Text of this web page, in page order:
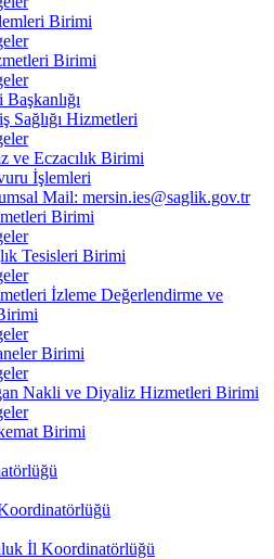
Birimi
Birimi
Sağlığı Hizmetleri
ve Eczacılık Birimi
İşlemleri
Mail: mersin.ies@saglik.gov.tr
Birimi
Tesisleri Birimi
İzleme Değerlendirme ve
Birimi
Nakli ve Diyaliz Hizmetleri Birimi
Birimi
İl Koordinatörlüğü